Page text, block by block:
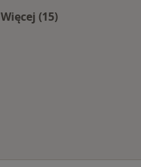
Więcej (15)